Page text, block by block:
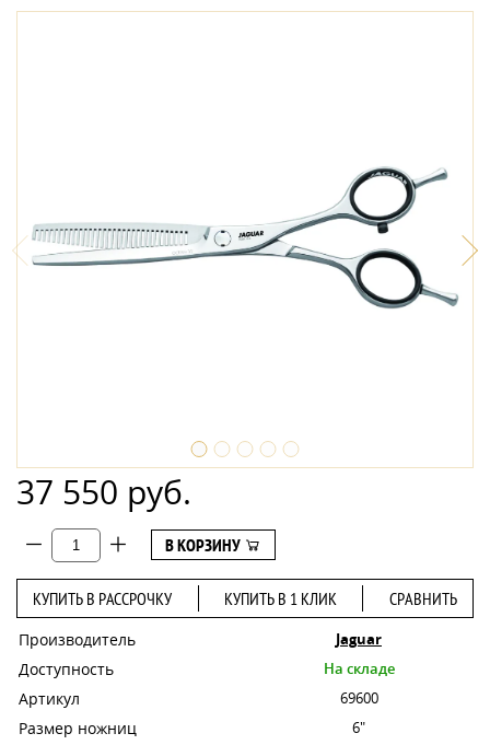
37 550 руб.
В КОРЗИНУ
КУПИТЬ В РАССРОЧКУ КУПИТЬ В 1 КЛИК СРАВНИТЬ
Производитель Jaguar
Доступность На складе
Артикул 69600
Размер ножниц 6"